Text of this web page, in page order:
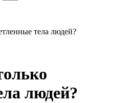
тела людей?
людей?